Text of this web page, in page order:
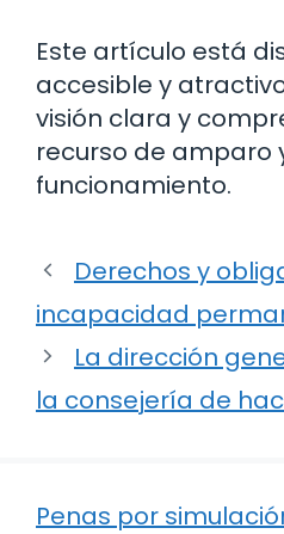
Este artículo está
accesible y
visión clara y
recurso de amparo
funcionamiento.
Derechos y
incapacidad
La dirección
la consejería de
Penas por